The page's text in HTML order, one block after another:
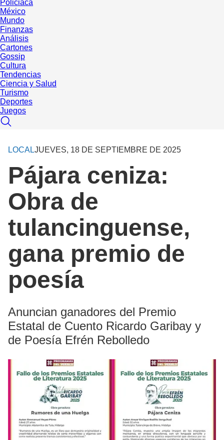
Policiaca
México
Mundo
Finanzas
Análisis
Cartones
Gossip
Cultura
Tendencias
Ciencia y Salud
Turismo
Deportes
Juegos
LOCALJUEVES, 18 DE SEPTIEMBRE DE 2025
Pájara ceniza:
Obra de
tulancinguense,
gana premio de
poesía
Anuncian ganadores del Premio
Estatal de Cuento Ricardo Garibay y
de Poesía Efrén Rebolledo